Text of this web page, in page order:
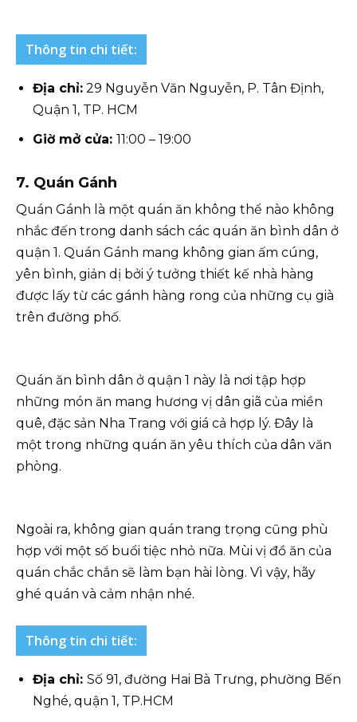
Thông tin chi tiết:
Địa chỉ: 29 Nguyễn Văn Nguyễn, P. Tân Định,
Quận 1, TP. HCM
Giờ mở cửa: 11:00 – 19:00
7. Quán Gánh
Quán Gánh là một quán ăn không thể nào không
nhắc đến trong danh sách các quán ăn bình dân ở
quận 1. Quán Gánh mang không gian ấm cúng,
yên bình, giản dị bởi ý tưởng thiết kế nhà hàng
được lấy từ các gánh hàng rong của những cụ già
trên đường phố.
Quán ăn bình dân ở quận 1 này là nơi tập hợp
những món ăn mang hương vị dân giã của miền
quê, đặc sản Nha Trang với giá cả hợp lý. Đây là
một trong những quán ăn yêu thích của dân văn
phòng.
Ngoài ra, không gian quán trang trọng cũng phù
hợp với một số buổi tiệc nhỏ nữa. Mùi vị đồ ăn của
quán chắc chắn sẽ làm bạn hài lòng. Vì vậy, hãy
ghé quán và cảm nhận nhé.
Thông tin chi tiết:
Địa chỉ: Số 91, đường Hai Bà Trưng, phường Bến
Nghé, quận 1, TP.HCM